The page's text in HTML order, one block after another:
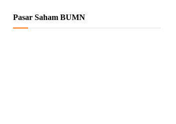
Pasar Saham BUMN